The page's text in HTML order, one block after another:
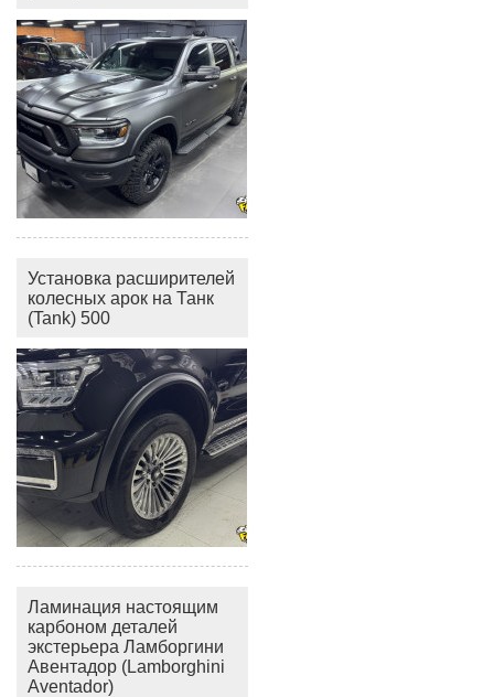
Установка расширителей
колесных арок на Танк
(Tank) 500
Ламинация настоящим
карбоном деталей
экстерьера Ламборгини
Авентадор (Lamborghini
Aventador)